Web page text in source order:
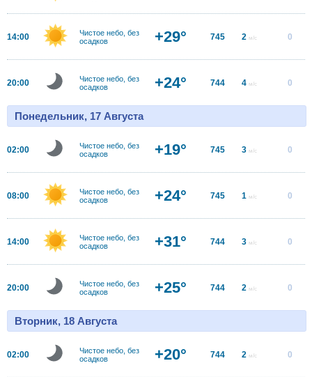
14:00
Чистое небо, без
осадков
+29° 745 2 м/с 0
20:00
Чистое небо, без
осадков
+24° 744 4 м/с 0
Понедельник, 17 Августа
02:00
Чистое небо, без
осадков
+19° 745 3 м/с 0
08:00
Чистое небо, без
осадков
+24° 745 1 м/с 0
14:00
Чистое небо, без
осадков
+31° 744 3 м/с 0
20:00
Чистое небо, без
осадков
+25° 744 2 м/с 0
Вторник, 18 Августа
02:00
Чистое небо, без
осадков
+20° 744 2 м/с 0